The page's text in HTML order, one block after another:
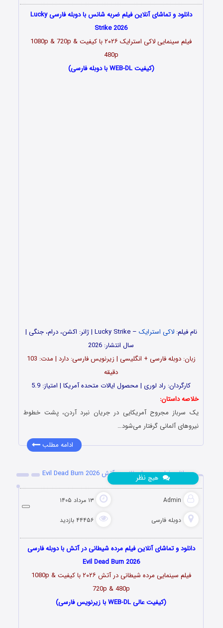
دانلود و تماشای آنلاین فیلم ضربه شانس با دوبله فارسی Lucky
Strike 2026
فیلم سینمایی لاکی استرایک ۲۰۲۶
با کیفیت 1080p & 720p &
480p
(کیفیت WEB-DL با دوبله فارسی)
نام فیلم:لاکی استرایک
– Lucky Strike | ژانر: اکشن، درام، جنگی |
سال انتشار: 2026
زبان: دوبله فارسی + انگلیسی | زیرنویس فارسی: دارد | مدت: 103
دقیقه
کارگردان: راد لوری | محصول ایالات متحده آمریکا | امتیاز: 5.9
خلاصه داستان:
یک سرباز مجروح آمریکایی در جریان نبرد آردن، پشت خطوط
نیروهای آلمانی گرفتار می‌شود…
ادامه مطلب
دانلود فیلم مرده شیطانی در آتش Evil Dead Burn 2026
Admin ۱۳ مرداد ۱۴۰۵
دوبله فارسی ۴۴۴۵۶ بازدید
هیچ نظر
دانلود و تماشای آنلاین فیلم مرده شیطانی در آتش با دوبله فارسی
Evil Dead Burn 2026
فیلم سینمایی مرده شیطانی در آتش ۲۰۲۶ با کیفیت 1080p &
720p & 480p
(کیفیت عالی WEB-DL با زیرنویس فارسی)